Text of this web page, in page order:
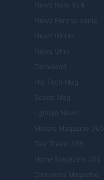
Newz New York
Newz Pennsylvania
Newz Illinois
Newz Ohio
Gameland
Hig Tech Mag
Scoop Mag
Lgbtqia News
Motors Magazine 365
Day Travel 365
Home Magazine 365
Cineverse Magazine